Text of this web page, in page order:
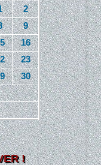
2
9
16
23
30
!